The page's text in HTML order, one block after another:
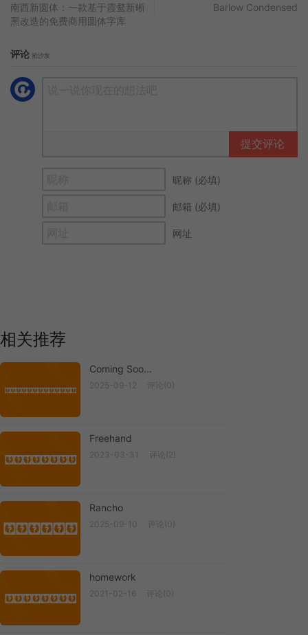
南西新圆体：一款基于霞鹜新晰
黑改造的免费商用圆体字库
Barlow Condensed
评论 抢沙发
提交评论
昵称 (必填)
邮箱 (必填)
网址
相关推荐
Coming Soo...
Coming Soo...
2025-09-12 评论(0)
Freehand
Freehand
2023-03-31 评论(2)
Rancho
Rancho
2025-09-10 评论(0)
Homework
homework
2021-02-16 评论(0)